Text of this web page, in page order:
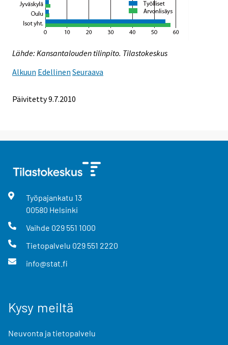
Lähde: Kansantalouden tilinpito. Tilastokeskus
Alkuun Edellinen Seuraava
Päivitetty9.7.2010
Työpajankatu 13
00580 Helsinki
Vaihde 029 551 1000
Tietopalvelu 029 551 2220
info@stat.fi
Kysy meiltä
Neuvonta ja tietopalvelu